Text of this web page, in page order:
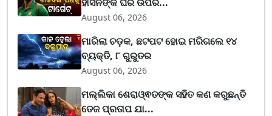
August 06, 2026
ମାରିଲା ଚଡ଼କ, ଛଟପଟ ହୋଇ ମରିଗଲେ ୧୪
ବ୍ୟକ୍ତି, ୮ ଗୁରୁତର
August 06, 2026
ମଲ୍ଲିକା ଶେରାଓ୍ଵତଙ୍କ ସହିତ କଣ କରୁଛନ୍ତି
ତେଜ ପ୍ରତାପ ଯା...